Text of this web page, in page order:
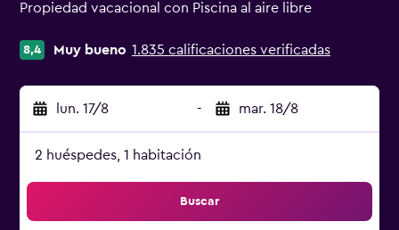
Propiedad vacacional con Piscina al aire libre
8,4 Muy bueno 1.835 calificaciones verificadas
lun. 17/8 - mar. 18/8
2 huéspedes, 1 habitación
Buscar